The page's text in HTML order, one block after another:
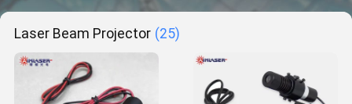
Laser Beam Projector (25)